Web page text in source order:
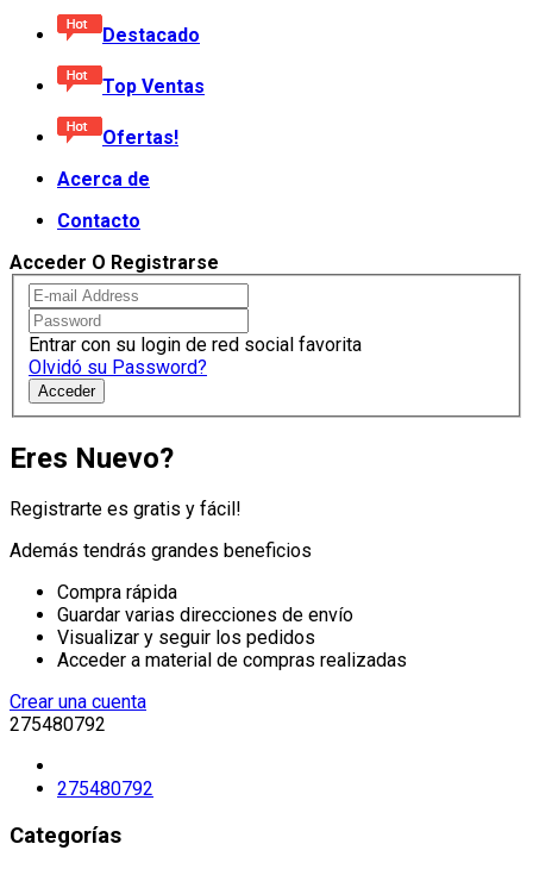
Destacado
Top Ventas
Ofertas!
Acerca de
Contacto
Acceder O Registrarse
Entrar con su login de red social favorita
Olvidó su Password?
Acceder
Eres Nuevo?
Registrarte es gratis y fácil!
Además tendrás grandes beneficios
Compra rápida
Guardar varias direcciones de envío
Visualizar y seguir los pedidos
Acceder a material de compras realizadas
Crear una cuenta
275480792
275480792
Categorías